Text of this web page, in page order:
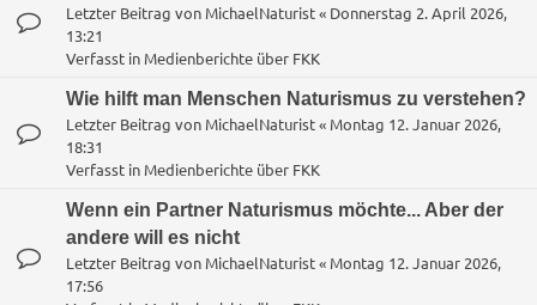
Letzter Beitrag von MichaelNaturist« Donnerstag 2. April 2026,
13:21
Verfasst in Medienberichte über FKK
Wie hilft man Menschen Naturismus zu verstehen?
Letzter Beitrag von MichaelNaturist« Montag 12. Januar 2026,
18:31
Verfasst in Medienberichte über FKK
Wenn ein Partner Naturismus möchte... Aber der
andere will es nicht
Letzter Beitrag von MichaelNaturist« Montag 12. Januar 2026,
17:56